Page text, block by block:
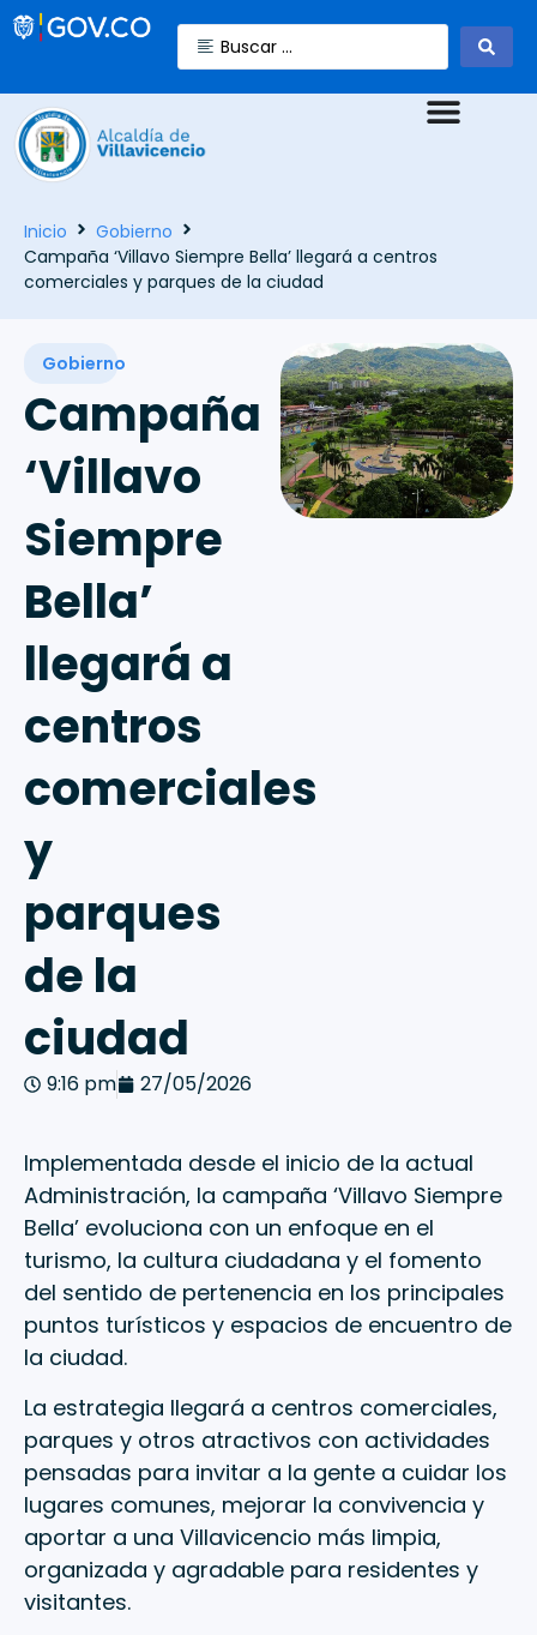
Inicio
Gobierno
Campaña ‘Villavo Siempre Bella’ llegará a centros
comerciales y parques de la ciudad
Gobierno
Campaña
‘Villavo
Siempre
Bella’
llegará a
centros
comerciales
y
parques
de la
ciudad
9:16 pm 27/05/2026
Implementada desde el inicio de la actual
Administración, la campaña ‘Villavo Siempre
Bella’ evoluciona con un enfoque en el
turismo, la cultura ciudadana y el fomento
del sentido de pertenencia en los principales
puntos turísticos y espacios de encuentro de
la ciudad.
La estrategia llegará a centros comerciales,
parques y otros atractivos con actividades
pensadas para invitar a la gente a cuidar los
lugares comunes, mejorar la convivencia y
aportar a una Villavicencio más limpia,
organizada y agradable para residentes y
visitantes.